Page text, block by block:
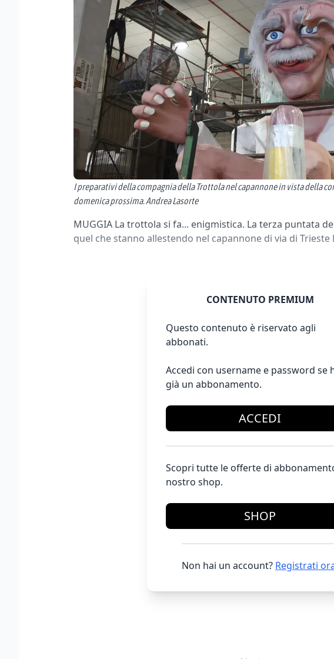
I preparativi della compagnia della Trottola nel capannone in vista della
domenica prossima. Andrea Lasorte
MUGGIA La trottola si fa... enigmistica. La terza puntata
quel che stanno allestendo nel capannone di via di Trieste
CONTENUTO PREMIUM
Questo contenuto è riservato agli
abbonati.
Accedi con username e password se
già un abbonamento.
ACCEDI
Scopri tutte le offerte di
nostro shop.
SHOP
Non hai un account? Registrati